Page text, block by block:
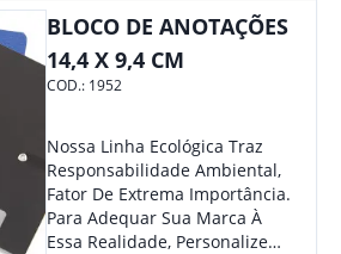
Colaboradores E Parceiros De
BLOCO DE ANOTAÇÕES
14,4 X 9,4 CM
COD.: 1952
Nossa Linha Ecológica Traz
Responsabilidade Ambiental,
Fator De Extrema Importância.
Para Adequar Sua Marca À
Essa Realidade, Personalize